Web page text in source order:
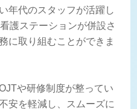
年代のスタッフが活躍し
護ステーションが併設さ
に取り組むことができま
や研修制度が整ってい
安を軽減し、スムーズに